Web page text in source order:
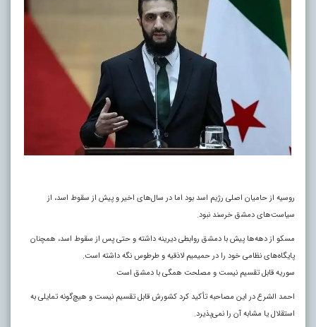
روسیه از حامیان اصلی رژیم اسد بود اما در سال‌های اخیر و پیش از سقوط اسد، از
سیاست‌های دمشق خرسند نبود.
مسکو از دهه‌ها پیش با دمشق روابطی دیرینه داشته و حتی پس از سقوط اسد، همچنان
پایگاه‌های نظامی خود را در حمیمیم لاذقیه و طرطوس نگه داشته است.
سوریه قابل تقسیم نیست و مصلحت همگی با دمشق است
احمد الشرع در این مصاحبه تأکید کرد کشورش قابل تقسیم نیست و هیچ‌گونه تمایلی به
استقلال یا مشابه آن را نمی‌پذیرد.